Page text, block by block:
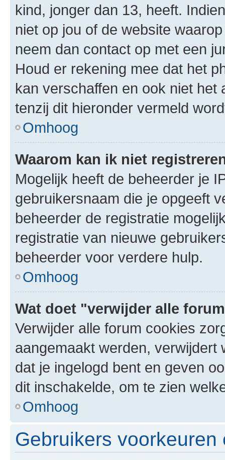
kind, jonger dan 13, heeft.
niet op jou of de website
neem dan contact op met een
Houd er rekening mee dat het
kan verschaffen en ook niet
tenzij dit hieronder vermeld
Omhoog
Waarom kan ik niet
Mogelijk heeft de beheerder je
gebruikersnaam die je opgeeft
beheerder de registratie
registratie van nieuwe
beheerder voor verdere hulp.
Omhoog
Wat doet "verwijder alle
Verwijder alle forum cookies
aangemaakt werden,
dat je ingelogd bent en geven
dit inschakelde, om te zien
Omhoog
Gebruikers voorkeuren